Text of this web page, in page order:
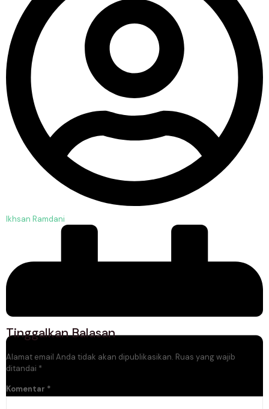
Ikhsan Ramdani
Tinggalkan Balasan
Alamat email Anda tidak akan dipublikasikan. Ruas yang wajib
ditandai *
Komentar *